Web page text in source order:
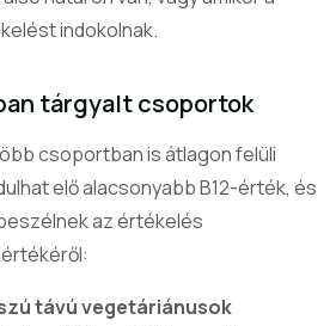
indokolnak.
tárgyalt csoportok
csoportban is átlagon felüli
elő alacsonyabb B12-érték, és
az értékelés
távú vegetáriánusok